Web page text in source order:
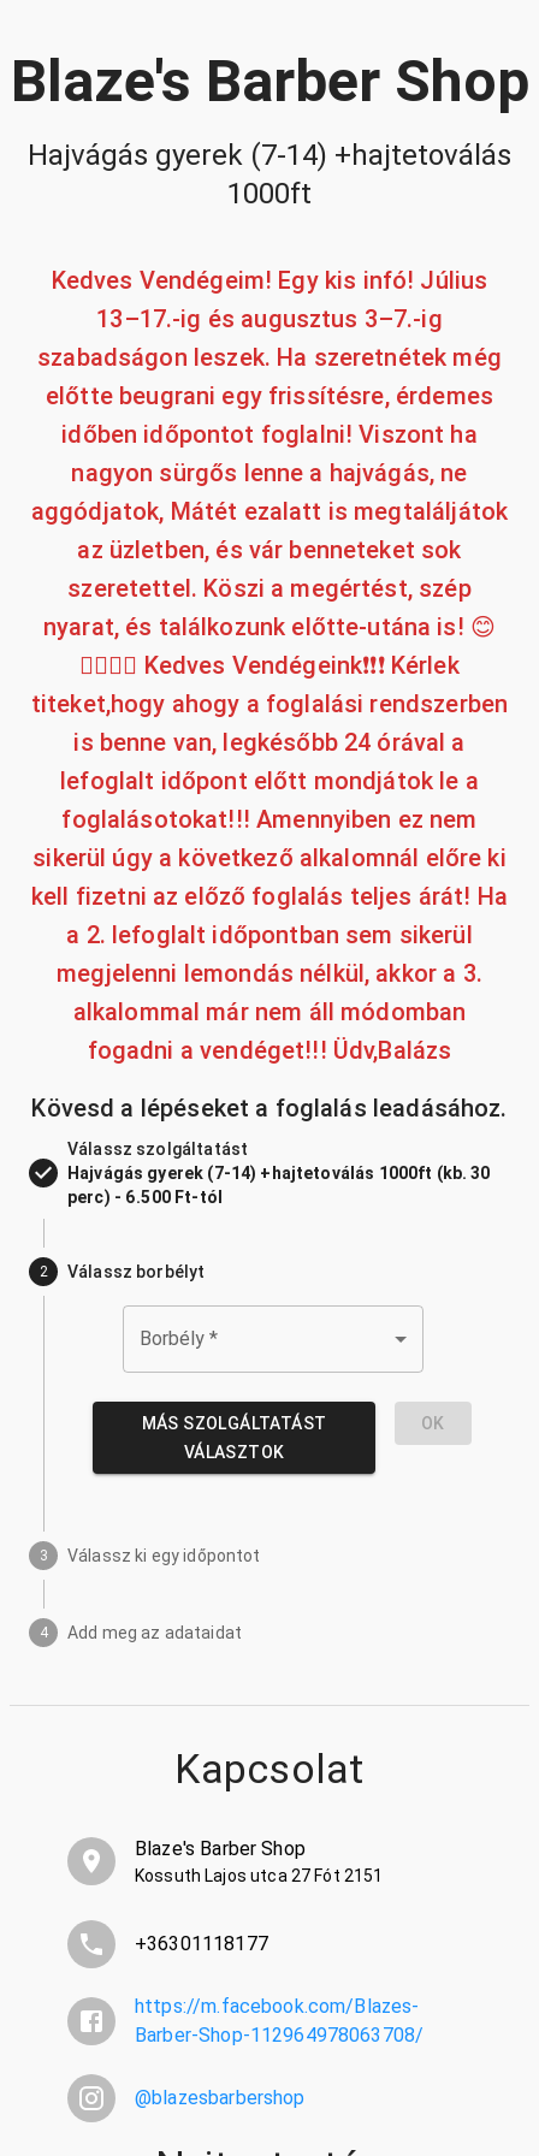
Blaze's Barber Shop
Hajvágás gyerek (7-14) +hajtetoválás
1000ft
Kedves Vendégeim! Egy kis infó! Július
13–17.-ig és augusztus 3–7.-ig
szabadságon leszek. Ha szeretnétek még
előtte beugrani egy frissítésre, érdemes
időben időpontot foglalni! Viszont ha
nagyon sürgős lenne a hajvágás, ne
aggódjatok, Mátét ezalatt is megtaláljátok
az üzletben, és vár benneteket sok
szeretettel. Köszi a megértést, szép
nyarat, és találkozunk előtte-utána is! 😊
✌🏼🤛🏼 Kedves Vendégeink❗❗❗ Kérlek
titeket,hogy ahogy a foglalási rendszerben
is benne van, legkésőbb 24 órával a
lefoglalt időpont előtt mondjátok le a
foglalásotokat!!! Amennyiben ez nem
sikerül úgy a következő alkalomnál előre ki
kell fizetni az előző foglalás teljes árát! Ha
a 2. lefoglalt időpontban sem sikerül
megjelenni lemondás nélkül, akkor a 3.
alkalommal már nem áll módomban
fogadni a vendéget!!! Üdv,Balázs
Kövesd a lépéseket a foglalás leadásához.
Válassz szolgáltatást
Hajvágás gyerek (7-14) +hajtetoválás 1000ft (kb. 30
perc) - 6.500 Ft-tól
2 Válassz borbélyt
Borbély *
MÁS SZOLGÁLTATÁST
VÁLASZTOK
OK
3 Válassz ki egy időpontot
4 Add meg az adataidat
Kapcsolat
Blaze's Barber Shop
Kossuth Lajos utca 27 Fót 2151
+36301118177
https://m.facebook.com/Blazes-
Barber-Shop-112964978063708/
@blazesbarbershop